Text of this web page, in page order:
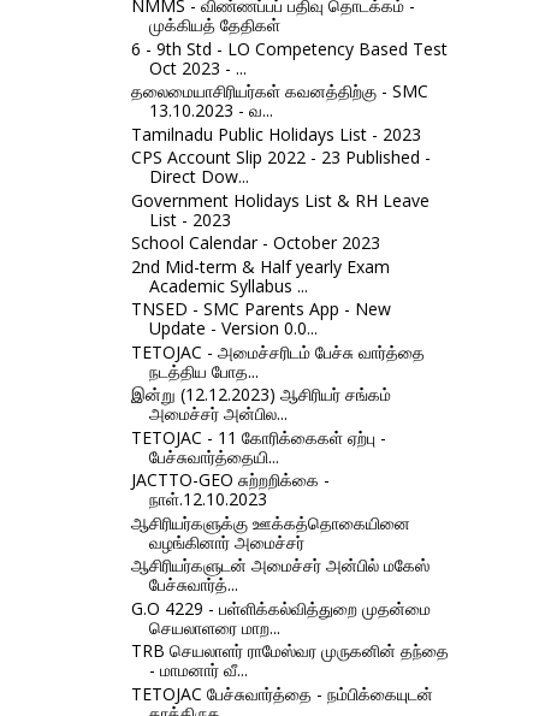
NMMS - விண்ணப்பப் பதிவு தொடக்கம் -
முக்கியத் தேதிகள்
6 - 9th Std - LO Competency Based Test
Oct 2023 - ...
தலைமையாசிரியர்கள் கவனத்திற்கு - SMC
13.10.2023 - வ...
Tamilnadu Public Holidays List - 2023
CPS Account Slip 2022 - 23 Published -
Direct Dow...
Government Holidays List & RH Leave
List - 2023
School Calendar - October 2023
2nd Mid-term & Half yearly Exam
Academic Syllabus ...
TNSED - SMC Parents App - New
Update - Version 0.0...
TETOJAC - அமைச்சரிடம் பேச்சு வார்த்தை
நடத்திய போத...
இன்று (12.12.2023) ஆசிரியர் சங்கம்
அமைச்சர் அன்பில...
TETOJAC - 11 கோரிக்கைகள் ஏற்பு -
பேச்சுவார்த்தையி...
JACTTO-GEO சுற்றறிக்கை -
நாள்.12.10.2023
ஆசிரியர்களுக்கு ஊக்கத்தொகையினை
வழங்கினார் அமைச்சர்
ஆசிரியர்களுடன் அமைச்சர் அன்பில் மகேஸ்
பேச்சுவார்த்...
G.O 4229 - பள்ளிக்கல்வித்துறை முதன்மை
செயலாளரை மாற...
TRB செயலாளர் ராமேஸ்வர முருகனின் தந்தை
- மாமனார் வீ...
TETOJAC பேச்சுவார்த்தை - நம்பிக்கையுடன்